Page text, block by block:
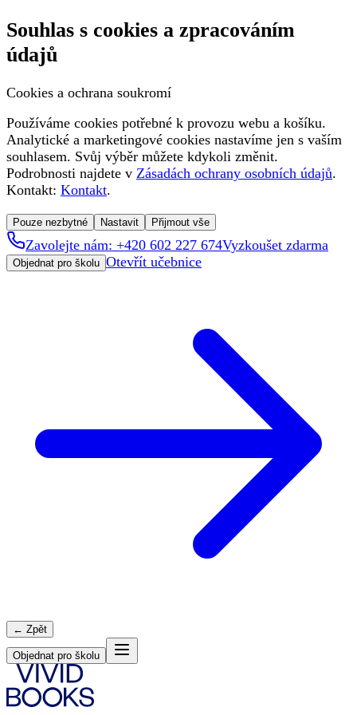
Souhlas s cookies a zpracováním
údajů
Cookies a ochrana soukromí
Používáme cookies potřebné k provozu webu a košíku.
Analytické a marketingové cookies nastavíme jen s vaším
souhlasem. Svůj výběr můžete kdykoli změnit.
Podrobnosti najdete v Zásadách ochrany osobních údajů.
Kontakt: Kontakt.
Pouze nezbytné Nastavit Přijmout vše
Zavolejte nám: +420 602 227 674Vyzkoušet zdarma
Objednat pro školu Otevřít učebnice
← Zpět
Objednat pro školu